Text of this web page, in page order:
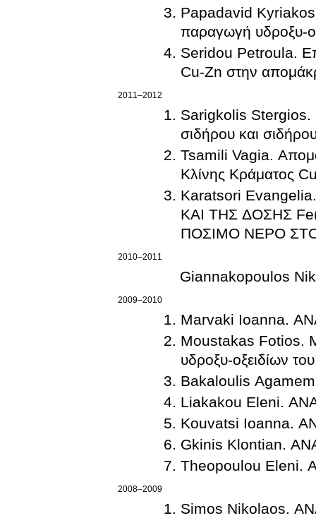
Papadavid
Seridou Petroula.
Cu-Zn στην
2011–2012
Sarigkolis Stergios.
σιδήρου και
Tsamili Vagia.
Κλίνης Κράματος
Karatsori
ΚΑΙ ΤΗΣ ΔΟΣΗΣ
ΠΟΣΙΜΟ ΝΕΡΟ
2010–2011
Giannakopoulos
2009–2010
Marvaki Ioanna.
Moustakas Fotios.
υδροξυ-οξειδίων
Bakaloulis
Liakakou Eleni.
Kouvatsi Ioanna.
Gkinis Klontian.
Theopoulou Eleni.
2008–2009
Simos Nikolaos.